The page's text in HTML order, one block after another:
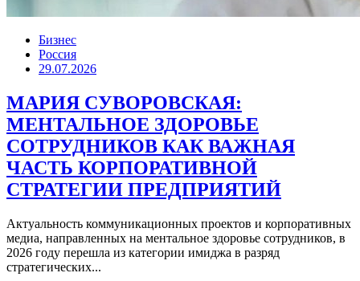
Бизнес
Россия
29.07.2026
МАРИЯ СУВОРОВСКАЯ:
МЕНТАЛЬНОЕ ЗДОРОВЬЕ
СОТРУДНИКОВ КАК ВАЖНАЯ
ЧАСТЬ КОРПОРАТИВНОЙ
СТРАТЕГИИ ПРЕДПРИЯТИЙ
Актуальность коммуникационных проектов и корпоративных
медиа, направленных на ментальное здоровье сотрудников, в
2026 году перешла из категории имиджа в разряд
стратегических...